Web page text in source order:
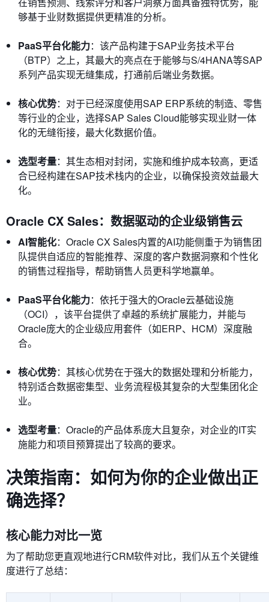
够基于业财数据提供更精准的分析。
PaaS平台化能力：该产品构建于SAP业务技术平台
（BTP）之上，其最大的亮点在于能够与S/4HANA等SAP
系列产品实现无缝集成，打通前后端业务数据。
核心优势：对于已经深度使用SAP ERP系统的制造、零售
等行业的企业，选择SAP Sales Cloud能够实现业财一体
化的无缝衔接，最大化数据价值。
选型考量：其生态相对封闭，实施和维护成本较高，更适
合已经构建在SAP技术栈内的企业，以确保投资效益最大
化。
Oracle CX Sales：数据驱动的企业级销售云
AI智能化：Oracle CX Sales内置的AI功能侧重于为销售团
队提供自适应的智能推荐、深度的客户数据洞察和个性化
的销售过程指导，帮助销售人员更科学地赢单。
PaaS平台化能力：依托于强大的Oracle云基础设施
（OCI），该平台提供了卓越的系统扩展能力，并能与
Oracle庞大的企业级应用套件（如ERP、HCM）深度融
合。
核心优势：其核心优势在于强大的数据处理和分析能力，
特别适合数据密集型、业务流程极其复杂的大型集团化企
业。
选型考量：Oracle的产品体系庞大且复杂，对企业的IT实
施能力和项目预算提出了较高的要求。
决策指南：如何为你的企业做出正
确选择？
核心能力对比一览
为了帮助您更直观地进行CRM软件对比，我们从五个关键维
度进行了总结：